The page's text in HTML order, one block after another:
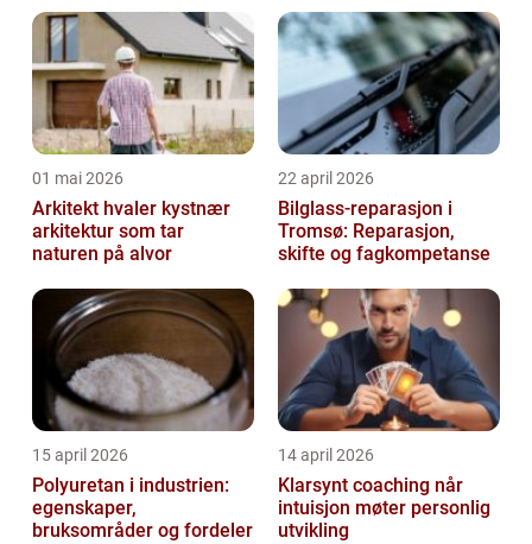
01 mai 2026
Arkitekt hvaler kystnær
arkitektur som tar
naturen på alvor
22 april 2026
Bilglass-reparasjon i
Tromsø: Reparasjon,
skifte og fagkompetanse
15 april 2026
Polyuretan i industrien:
egenskaper,
bruksområder og fordeler
14 april 2026
Klarsynt coaching når
intuisjon møter personlig
utvikling